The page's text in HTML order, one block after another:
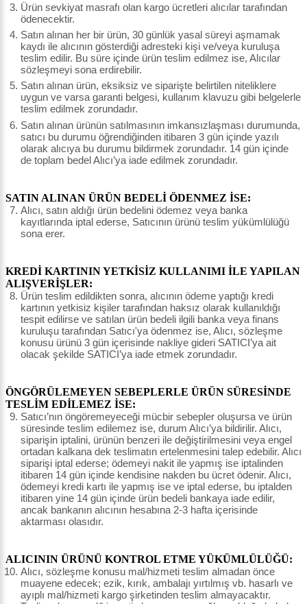
Ürün sevkiyat masrafı olan kargo ücretleri alıcılar tarafından
ödenecektir.
Satın alınan her bir ürün, 30 günlük yasal süreyi aşmamak
kaydı ile alıcının gösterdiği adresteki kişi ve/veya kuruluşa
teslim edilir. Bu süre içinde ürün teslim edilmez ise, Alıcılar
sözleşmeyi sona erdirebilir.
Satın alınan ürün, eksiksiz ve siparişte belirtilen niteliklere
uygun ve varsa garanti belgesi, kullanım klavuzu gibi belgelerle
teslim edilmek zorundadır.
Satın alınan ürünün satılmasının imkansızlaşması durumunda,
satıcı bu durumu öğrendiğinden itibaren 3 gün içinde yazılı
olarak alıcıya bu durumu bildirmek zorundadır. 14 gün içinde
de toplam bedel Alıcı’ya iade edilmek zorundadır.
SATIN ALINAN ÜRÜN BEDELİ ÖDENMEZ İSE:
Alıcı, satın aldığı ürün bedelini ödemez veya banka
kayıtlarında iptal ederse, Satıcının ürünü teslim yükümlülüğü
sona erer.
KREDİ KARTININ YETKİSİZ KULLANIMI İLE YAPILAN
ALIŞVERİŞLER:
Ürün teslim edildikten sonra, alıcının ödeme yaptığı kredi
kartının yetkisiz kişiler tarafından haksız olarak kullanıldığı
tespit edilirse ve satılan ürün bedeli ilgili banka veya finans
kuruluşu tarafından Satıcı'ya ödenmez ise, Alıcı, sözleşme
konusu ürünü 3 gün içerisinde nakliye gideri SATICI’ya ait
olacak şekilde SATICI’ya iade etmek zorundadır.
ÖNGÖRÜLEMEYEN SEBEPLERLE ÜRÜN SÜRESİNDE
TESLİM EDİLEMEZ İSE:
Satıcı’nın öngöremeyeceği mücbir sebepler oluşursa ve ürün
süresinde teslim edilemez ise, durum Alıcı’ya bildirilir. Alıcı,
siparişin iptalini, ürünün benzeri ile değiştirilmesini veya engel
ortadan kalkana dek teslimatın ertelenmesini talep edebilir. Alıcı
siparişi iptal ederse; ödemeyi nakit ile yapmış ise iptalinden
itibaren 14 gün içinde kendisine nakden bu ücret ödenir. Alıcı,
ödemeyi kredi kartı ile yapmış ise ve iptal ederse, bu iptalden
itibaren yine 14 gün içinde ürün bedeli bankaya iade edilir,
ancak bankanın alıcının hesabına 2-3 hafta içerisinde
aktarması olasıdır.
ALICININ ÜRÜNÜ KONTROL ETME YÜKÜMLÜLÜĞÜ:
Alıcı, sözleşme konusu mal/hizmeti teslim almadan önce
muayene edecek; ezik, kırık, ambalajı yırtılmış vb. hasarlı ve
ayıplı mal/hizmeti kargo şirketinden teslim almayacaktır.